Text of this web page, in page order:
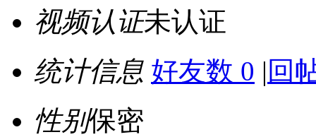
视频认证未认证
统计信息 好友数 0 | 回
性别保密